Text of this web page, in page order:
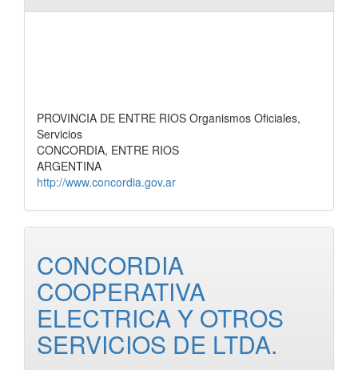
PROVINCIA DE ENTRE RIOS Organismos Oficiales,
Servicios
CONCORDIA, ENTRE RIOS
ARGENTINA
http://www.concordia.gov.ar
CONCORDIA
COOPERATIVA
ELECTRICA Y OTROS
SERVICIOS DE LTDA.